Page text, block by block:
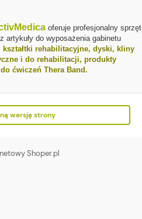
oferuje profesjonalny sprzęt
artykuły do wyposażenia gabinetu
kształtki rehabilitacyjne, dyski, kliny
i do rehabilitacji, produkty
ćwiczeń Thera Band.
wersję strony
Shoper.pl